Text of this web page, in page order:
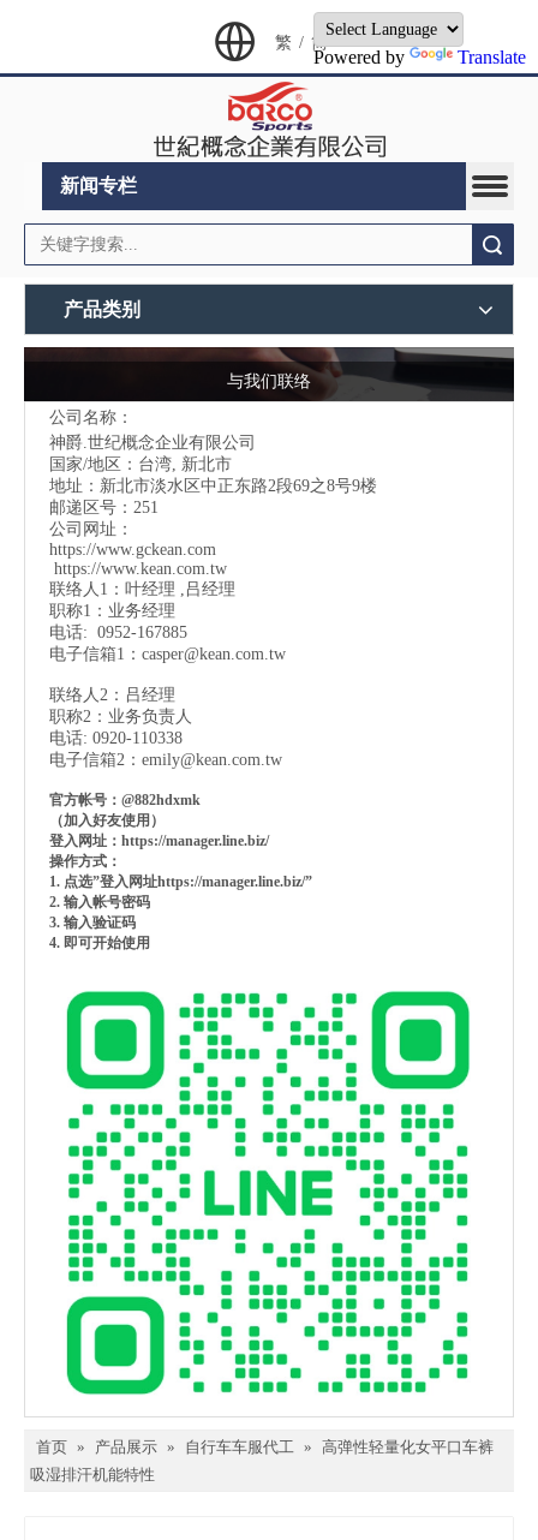
Powered by Translate
繁 / 简
新闻专栏
产品类别
与我们联络
公司名称：
神爵.世纪概念企业有限公司
国家/地区：台湾, 新北市
地址： 新北市淡水区中正东路2段69之8号9楼
邮递区号：251
公司网址：
https://www.gckean.com
https://www.kean.com.tw
联络人1：叶经理 ,吕经理
职称1：业务经理
电话: 0952-167885
电子信箱1： casper@kean.com.tw
联络人2：吕经理
职称2：业务负责人
电话: 0920-110338
电子信箱2： emily@kean.com.tw
官方帐号：@882hdxmk
（加入好友使用）
登入网址：https://manager.line.biz/
操作方式：
1. 点选”登入网址https://manager.line.biz/”
2. 输入帐号密码
3. 输入验证码
4. 即可开始使用
首页 » 产品展示 » 自行车车服代工 » 高弹性轻量化女平口车裤
吸湿排汗机能特性